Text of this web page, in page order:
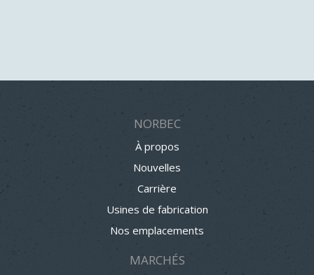
NORBEC
À propos
Nouvelles
Carrière
Usines de fabrication
Nos emplacements
MARCHÉS